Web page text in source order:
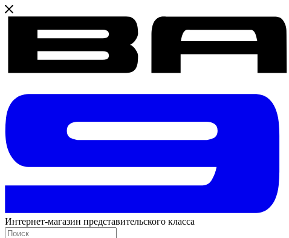
Интернет-магазин представительского класса